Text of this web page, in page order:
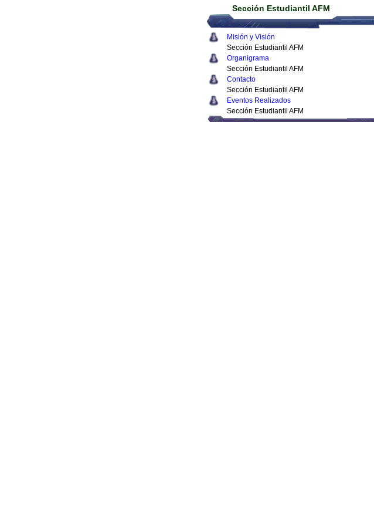
Sección Estudiantil AFM
Misión y Visión
Sección Estudiantil AFM
Organigrama
Sección Estudiantil AFM
Contacto
Sección Estudiantil AFM
Eventos Realizados
Sección Estudiantil AFM